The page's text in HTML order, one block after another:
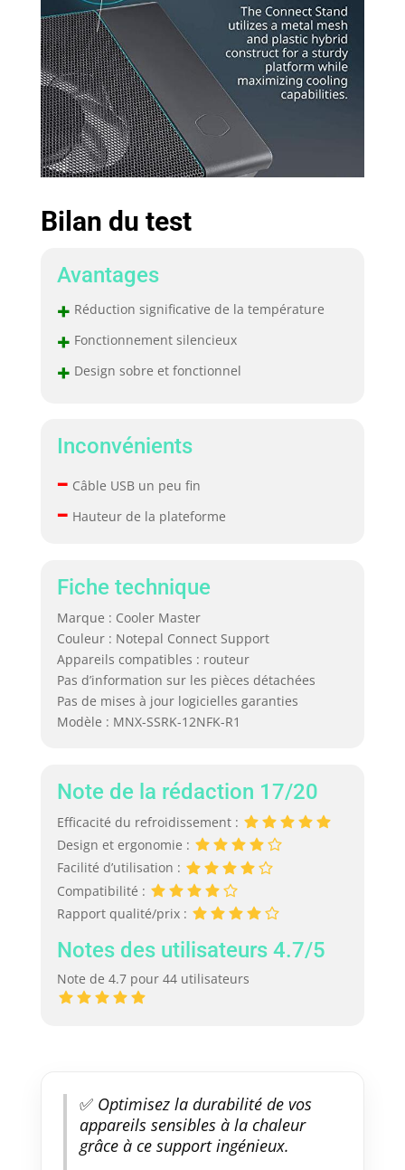
Bilan du test
Avantages
+ Réduction significative de la température
+ Fonctionnement silencieux
+ Design sobre et fonctionnel
Inconvénients
– Câble USB un peu fin
– Hauteur de la plateforme
Fiche technique
Marque : Cooler Master
Couleur : Notepal Connect Support
Appareils compatibles : routeur
Pas d’information sur les pièces détachées
Pas de mises à jour logicielles garanties
Modèle : MNX-SSRK-12NFK-R1
Note de la rédaction 17/20
Efficacité du refroidissement :
Design et ergonomie :
Facilité d’utilisation :
Compatibilité :
Rapport qualité/prix :
Notes des utilisateurs 4.7/5
Note de 4.7 pour 44 utilisateurs
✅Optimisez la durabilité de vos
appareils sensibles à la chaleur
grâce à ce support ingénieux.